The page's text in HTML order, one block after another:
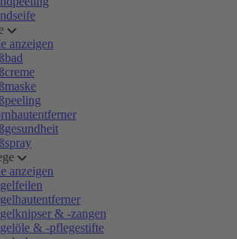
anzeigen
anzeigen
& -zangen
& -pflegestifte